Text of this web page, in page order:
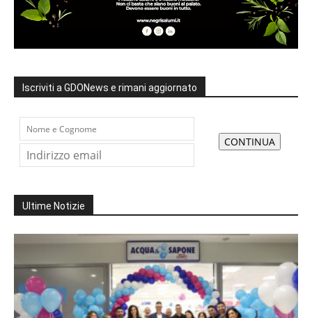
Iscriviti a GDONews e rimani aggiornato
Ultime Notizie